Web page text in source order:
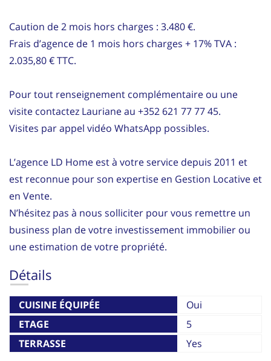
Caution de 2 mois hors charges : 3.480 €.
Frais d’agence de 1 mois hors charges + 17% TVA :
2.035,80 € TTC.
Pour tout renseignement complémentaire ou une
visite contactez Lauriane au +352 621 77 77 45.
Visites par appel vidéo WhatsApp possibles.
L’agence LD Home est à votre service depuis 2011 et
est reconnue pour son expertise en Gestion Locative et
en Vente.
N’hésitez pas à nous solliciter pour vous remettre un
business plan de votre investissement immobilier ou
une estimation de votre propriété.
Détails
CUISINE ÉQUIPÉE
Oui
ETAGE
5
TERRASSE
Yes